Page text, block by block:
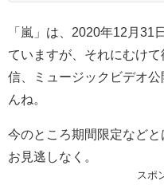
「嵐」は、2020年12月31
ていますが、それにむけ
信、ミュージックビデオ
んね。
今のところ期間限定などと
お見逃しなく。
スポ